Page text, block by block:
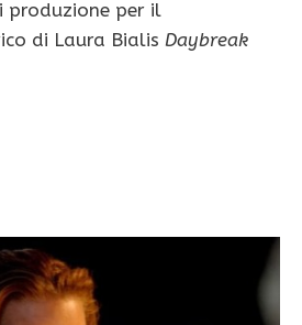
produzione per il
di Laura Bialis Daybreak